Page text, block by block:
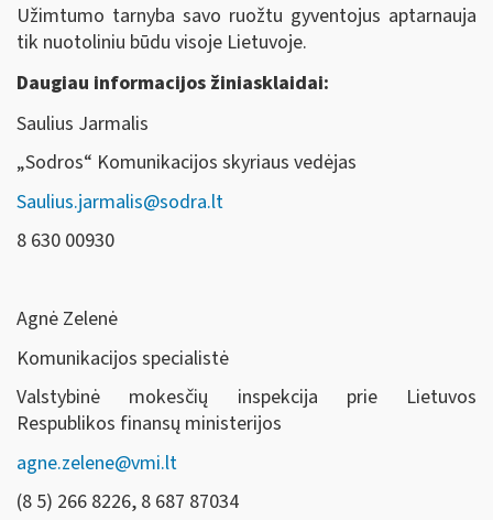
Užimtumo tarnyba savo ruožtu gyventojus aptarnauja
tik nuotoliniu būdu visoje Lietuvoje.
Daugiau informacijos žiniasklaidai:
Saulius Jarmalis
„Sodros“ Komunikacijos skyriaus vedėjas
Saulius.jarmalis@sodra.lt
8 630 00930
Agnė Zelenė
Komunikacijos specialistė
Valstybinė mokesčių inspekcija prie Lietuvos
Respublikos finansų ministerijos
agne.zelene@vmi.lt
(8 5) 266 8226, 8 687 87034